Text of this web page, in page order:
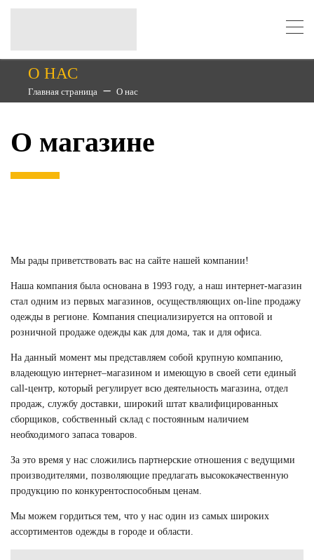
О НАС
Главная страница О нас
О магазине
Мы рады приветствовать вас на сайте нашей компании!
Наша компания была основана в 1993 году, а наш интернет-магазин
стал одним из первых магазинов, осуществляющих on-line продажу
одежды в регионе. Компания специализируется на оптовой и
розничной продаже одежды как для дома, так и для офиса.
На данный момент мы представляем собой крупную компанию,
владеющую интернет–магазином и имеющую в своей сети единый
call-центр, который регулирует всю деятельность магазина, отдел
продаж, службу доставки, широкий штат квалифицированных
сборщиков, собственный склад c постоянным наличием
необходимого запаса товаров.
За это время у нас сложились партнерские отношения с ведущими
производителями, позволяющие предлагать высококачественную
продукцию по конкурентоспособным ценам.
Мы можем гордиться тем, что у нас один из самых широких
ассортиментов одежды в городе и области.